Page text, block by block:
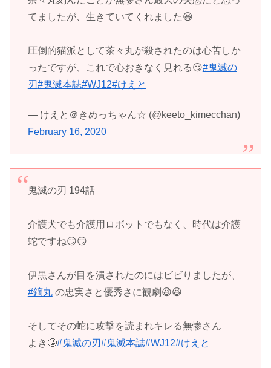
てましたが、生きていてくれました😆
圧倒的猫派として茶々丸が殺されたのは心苦しか
ったですが、これで心おきなく見れる😏#鬼滅の
刃#鬼滅本誌#WJ12#けえと
— けえと＠きめっちゃん☆ (@keeto_kimecchan)
February 16, 2020
鬼滅の刃 194話
介護犬でも介護用ロボットでもなく、時代は介護
蛇ですね😏😏
伊黒さんが目を潰されたのにはビビりましたが、
#鏑丸の忠実さと優秀さに観劇😆😆
そしてその蛇に攻撃を読まれキレる無惨さん
よき🤩#鬼滅の刃#鬼滅本誌#WJ12#けえと